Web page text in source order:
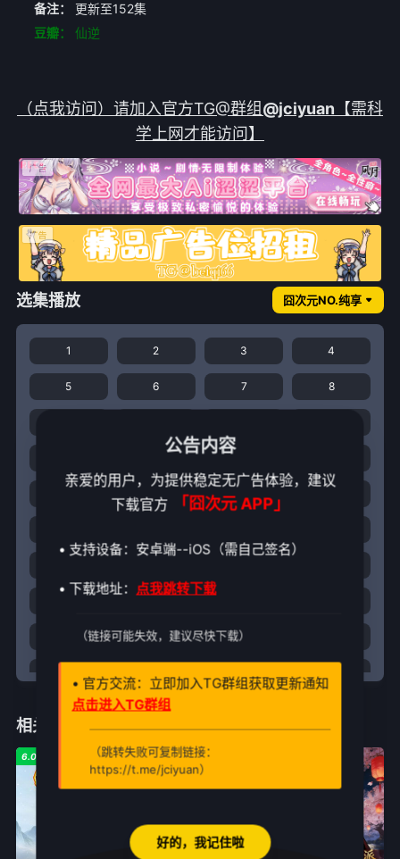
备注：
更新至152集
豆瓣：
仙逆
（点我访问）请加入官方TG@群组@jciyuan 【需科
学上网才能访问】
选集播放 囧次元NO.纯享
1 2 3 4
5 6 7 8
18
34 35
41 42
46
50
58 59
相关推荐
6.0 6.0
公告内容
亲爱的用户，为提供稳定无广告体验，建议
下载官方
「囧次元 APP」
• 支持设备：安卓端--iOS（需自己签名）
• 下载地址： 点我跳转下载
（链接可能失效，建议尽快下载）
• 官方交流：立即加入TG群组获取更新通知
点击进入TG群组
（跳转失败可复制链接：
https://t.me/jciyuan）
好的，我记住啦